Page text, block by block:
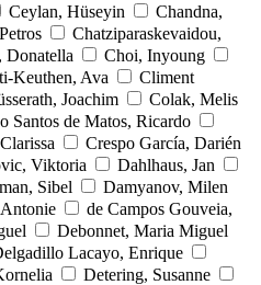
Ceylan, Hüseyin
Chandna,
Chatziparaskevaidou,
Donatella
Choi, Inyoung
Keuthen, Ava
Climent
Joachim
Colak, Melis
Santos de Matos, Ricardo
Crespo García, Darién
Viktoria
Dahlhaus, Jan
Sibel
Damyanov, Milen
de Campos Gouveia,
Debonnet, Maria Miguel
Lacayo, Enrique
Detering, Susanne